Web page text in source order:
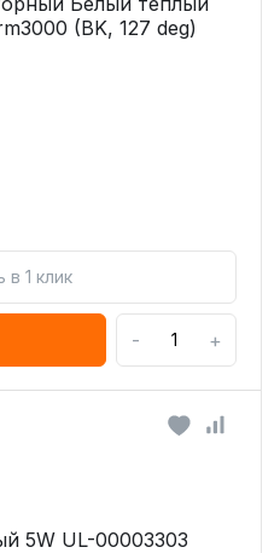
(BK, 127 deg)
в 1 клик
- +
5W UL-00003303